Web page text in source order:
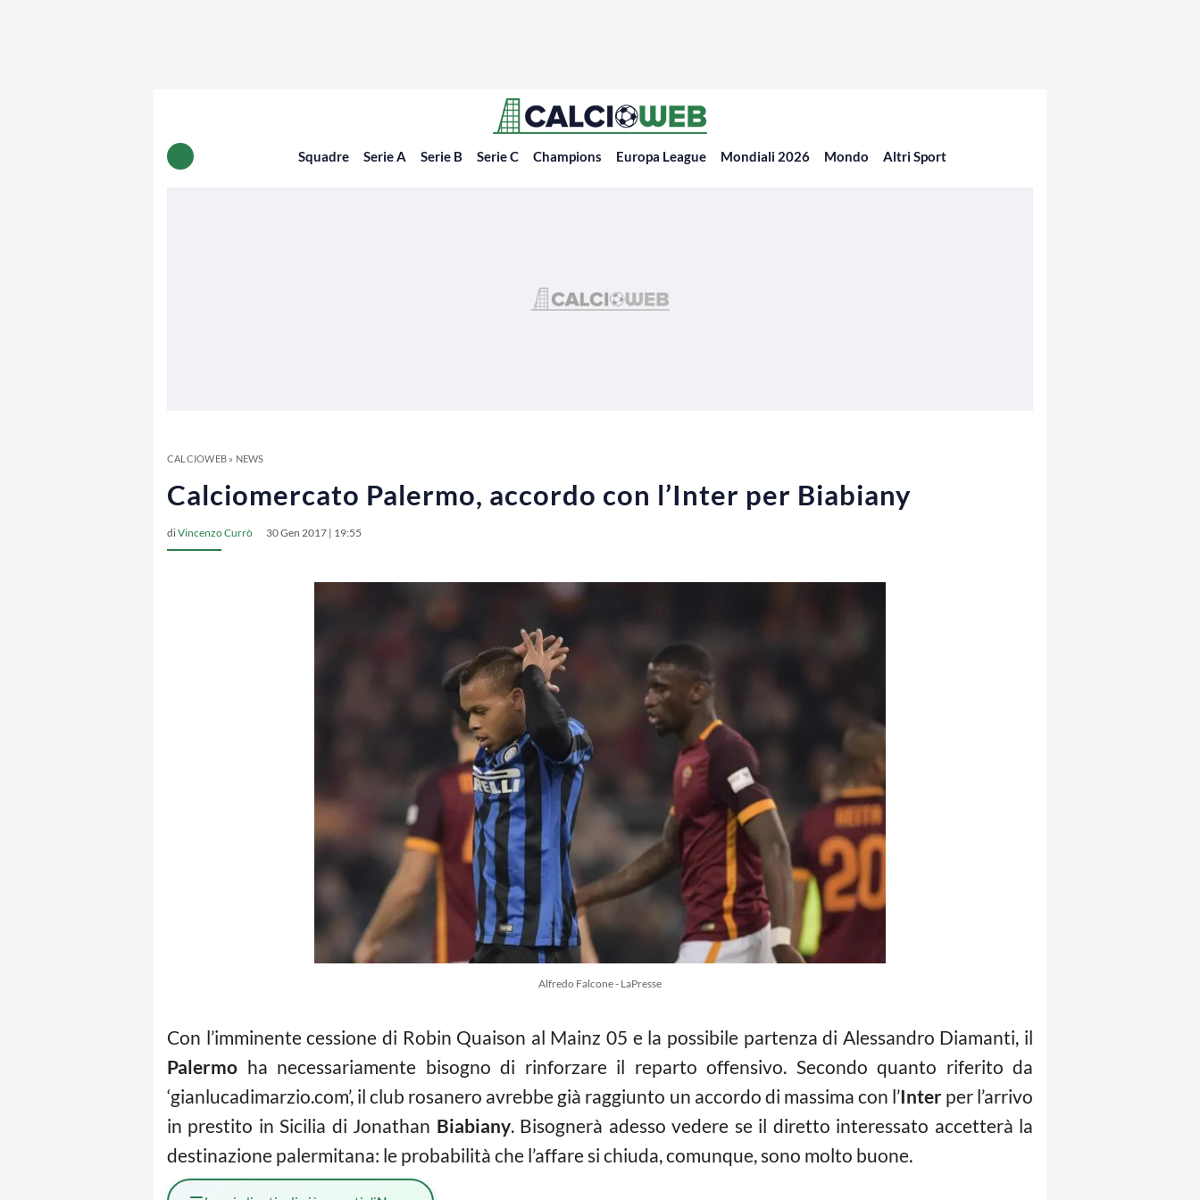
Squadre Serie A Serie B Serie C Champions Europa League Mondiali 2026 Mondo Altri Sport
CALCIOWEB» NEWS
Calciomercato Palermo, accordo con l’Inter per Biabiany
diVincenzo Currò 30 Gen 2017 | 19:55
Alfredo Falcone - LaPresse
Con l’imminente cessione di Robin Quaison al Mainz 05 e la possibile partenza di Alessandro Diamanti, il
Palermo ha necessariamente bisogno di rinforzare il reparto offensivo. Secondo quanto riferito da
‘gianlucadimarzio.com’, il club rosanero avrebbe già raggiunto un accordo di massima con l’Interper l’arrivo
in prestito in Sicilia di Jonathan Biabiany. Bisognerà adesso vedere se il diretto interessato accetterà la
destinazione palermitana: le probabilità che l’affare si chiuda, comunque, sono molto buone.